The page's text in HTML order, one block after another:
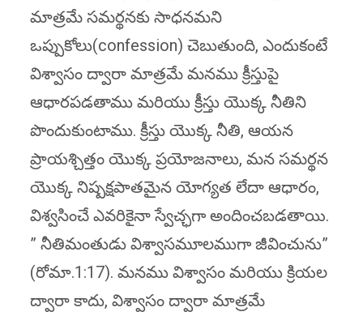
మాత్రమే సమర్థనకు సాధనమని
ఒప్పుకోలు(confession) చెబుతుంది, ఎందుకంటే
విశ్వాసం ద్వారా మాత్రమే మనము క్రీస్తుపై
ఆధారపడతాము మరియు క్రీస్తు యొక్క నీతిని
పొందుకుంటాము. క్రీస్తు యొక్క నీతి, ఆయన
ప్రాయశ్చిత్తం యొక్క ప్రయోజనాలు, మన సమర్థన
యొక్క నిష్పక్షపాతమైన యోగ్యత లేదా ఆధారం,
విశ్వసించే ఎవరికైనా స్వేచ్ఛగా అందించబడతాయి.
” నీతిమంతుడు విశ్వాసమూలముగా జీవించును”
(రోమా.1:17). మనము విశ్వాసం మరియు క్రియల
ద్వారా కాదు, విశ్వాసం ద్వారా మాత్రమే